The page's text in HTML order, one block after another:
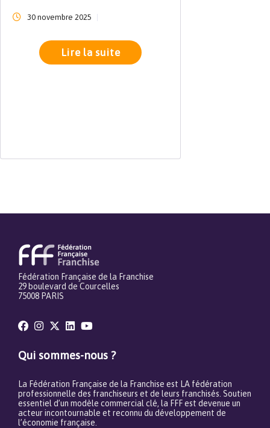
30 novembre 2025
Lire la suite
Fédération Française de la Franchise
29 boulevard de Courcelles
75008 PARIS
Qui sommes-nous ?
La Fédération Française de la Franchise est LA fédération
professionnelle des franchiseurs et de leurs franchisés. Soutien
essentiel d’un modèle commercial clé, la FFF est devenue un
acteur incontournable et reconnu du développement de
l’économie française.